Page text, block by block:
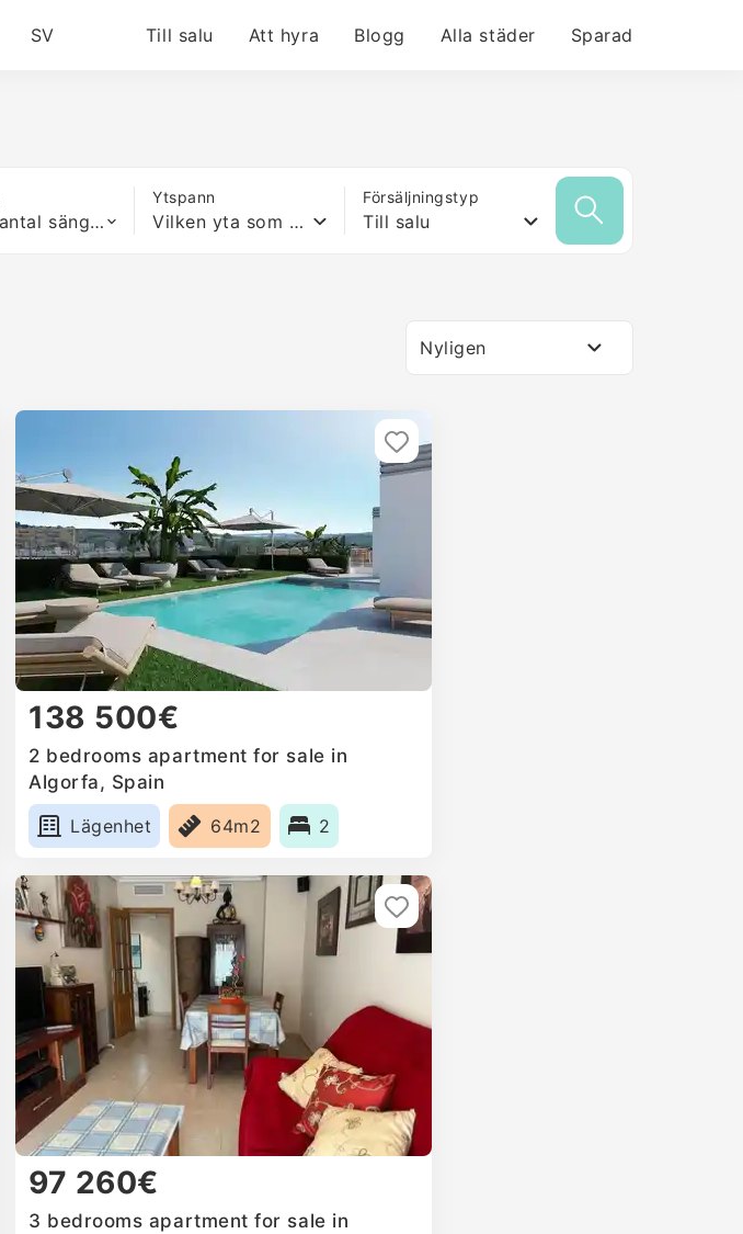
SV Till salu Att hyra Blogg Alla städer Sparad
Vilket antal sängar som helst
Ytspann
Vilken yta som helst
Försäljningstyp
Till salu
Nyligen
138 500€
2 bedrooms apartment for sale in
Algorfa, Spain
Lägenhet
64m2 2
97 260€
3 bedrooms apartment for sale in